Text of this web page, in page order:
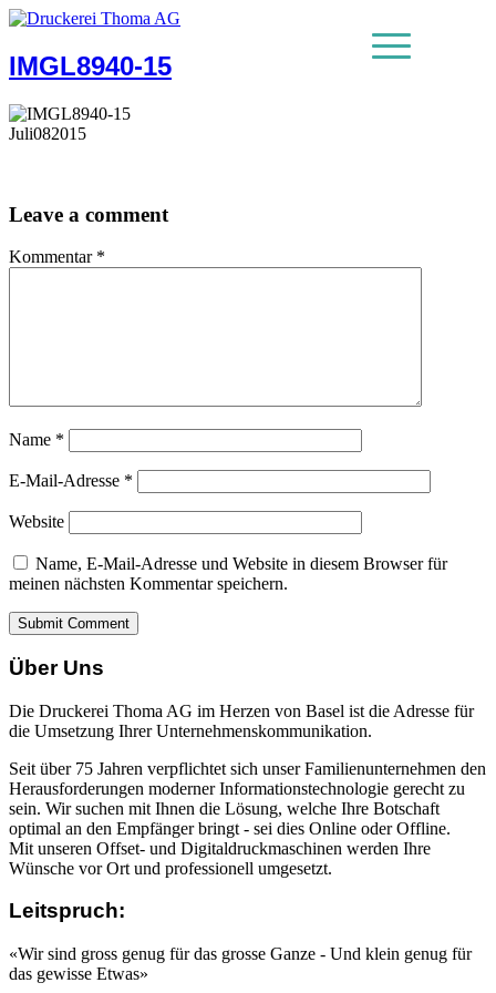
IMGL8940-15
Juli082015
Leave a comment
Kommentar *
Name *
E-Mail-Adresse *
Website
Name, E-Mail-Adresse und Website in diesem Browser für
meinen nächsten Kommentar speichern.
Über Uns
Die Druckerei Thoma AG im Herzen von Basel ist die Adresse für
die Umsetzung Ihrer Unternehmenskommunikation.
Seit über 75 Jahren verpflichtet sich unser Familienunternehmen den
Herausforderungen moderner Informationstechnologie gerecht zu
sein. Wir suchen mit Ihnen die Lösung, welche Ihre Botschaft
optimal an den Empfänger bringt - sei dies Online oder Offline.
Mit unseren Offset- und Digitaldruckmaschinen werden Ihre
Wünsche vor Ort und professionell umgesetzt.
Leitspruch:
«Wir sind gross genug für das grosse Ganze - Und klein genug für
das gewisse Etwas»